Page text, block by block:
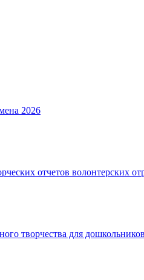
2026
отчетов волонтерских
творчества для